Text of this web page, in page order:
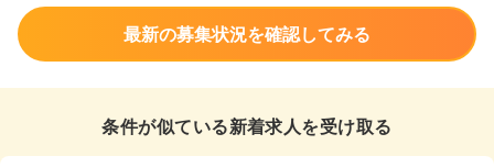
最新の募集状況を確認してみる
条件が似ている新着求人を受け取る